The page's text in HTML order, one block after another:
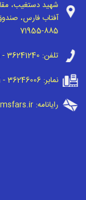
شهید دستغیب،
آفتاب فارس،
71955-885
تلفن: - 36241240
نمابر:- 36246006
رایانامه: